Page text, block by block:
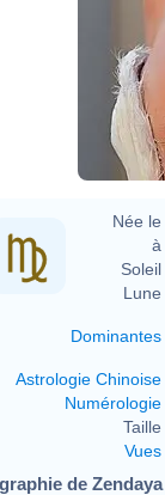
Née le
à
Soleil
Lune
Dominantes
Astrologie Chinoise
Numérologie
Taille
Vues
de